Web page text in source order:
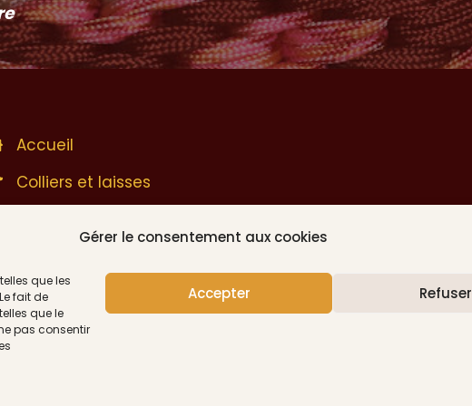
Gérer le consentement aux cookies
que les
fait de
que le
pas consentir
Accepter Refuser
Accueil
Colliers et laisses
animaux
Coin humains
Chèques cadeaux